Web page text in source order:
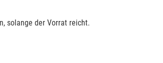
solange der Vorrat reicht.